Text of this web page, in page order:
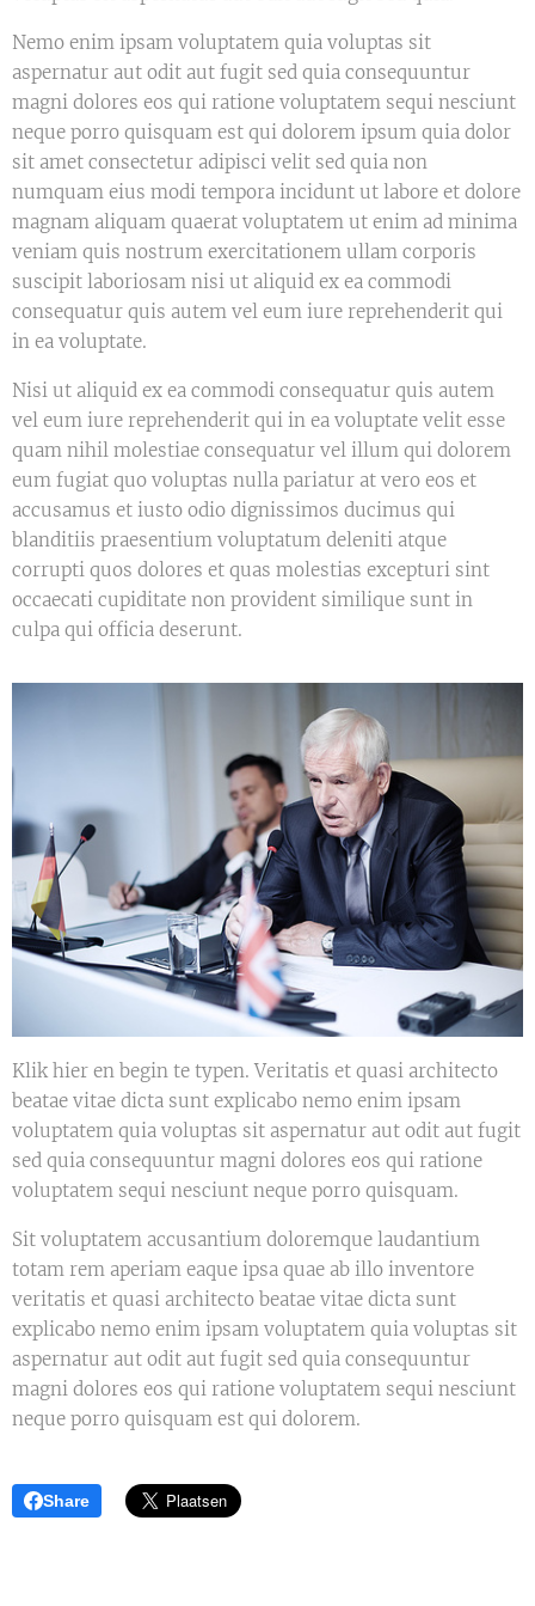
Nemo enim ipsam voluptatem quia voluptas sit
aspernatur aut odit aut fugit sed quia consequuntur
magni dolores eos qui ratione voluptatem sequi nesciunt
neque porro quisquam est qui dolorem ipsum quia dolor
sit amet consectetur adipisci velit sed quia non
numquam eius modi tempora incidunt ut labore et dolore
magnam aliquam quaerat voluptatem ut enim ad minima
veniam quis nostrum exercitationem ullam corporis
suscipit laboriosam nisi ut aliquid ex ea commodi
consequatur quis autem vel eum iure reprehenderit qui
in ea voluptate.
Nisi ut aliquid ex ea commodi consequatur quis autem
vel eum iure reprehenderit qui in ea voluptate velit esse
quam nihil molestiae consequatur vel illum qui dolorem
eum fugiat quo voluptas nulla pariatur at vero eos et
accusamus et iusto odio dignissimos ducimus qui
blanditiis praesentium voluptatum deleniti atque
corrupti quos dolores et quas molestias excepturi sint
occaecati cupiditate non provident similique sunt in
culpa qui officia deserunt.
Klik hier en begin te typen. Veritatis et quasi architecto
beatae vitae dicta sunt explicabo nemo enim ipsam
voluptatem quia voluptas sit aspernatur aut odit aut fugit
sed quia consequuntur magni dolores eos qui ratione
voluptatem sequi nesciunt neque porro quisquam.
Sit voluptatem accusantium doloremque laudantium
totam rem aperiam eaque ipsa quae ab illo inventore
veritatis et quasi architecto beatae vitae dicta sunt
explicabo nemo enim ipsam voluptatem quia voluptas sit
aspernatur aut odit aut fugit sed quia consequuntur
magni dolores eos qui ratione voluptatem sequi nesciunt
neque porro quisquam est qui dolorem.
Share